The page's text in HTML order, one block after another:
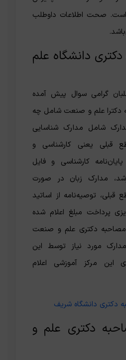
صحت اطلاعات داوطلب
دانشگاه علم
گرامی سوال پیش آمده
علم و صنعت شامل چه
شامل مدارک شناسایی
قبلی یعنی کارشناسی و
کارشناسی و فایل
مدارک زبان در صورت
قبلی، توصیه‌نامه از اساتید
پرداخت مبلغ اعلام شده
دکتری علم و صنعت
مورد نیاز توسط این
این مرکز آموزشی اعلام
دکتری دانشگاه شریف
دکتری علم و